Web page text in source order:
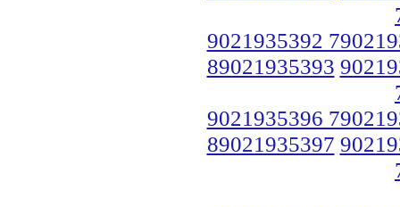
9021935392
89021935393
9021935396
89021935397